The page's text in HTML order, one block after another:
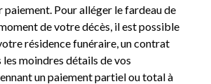
paiement. Pour alléger le fardeau de
de votre décès, il est possible
résidence funéraire, un contrat
moindres détails de vos
un paiement partiel ou total à